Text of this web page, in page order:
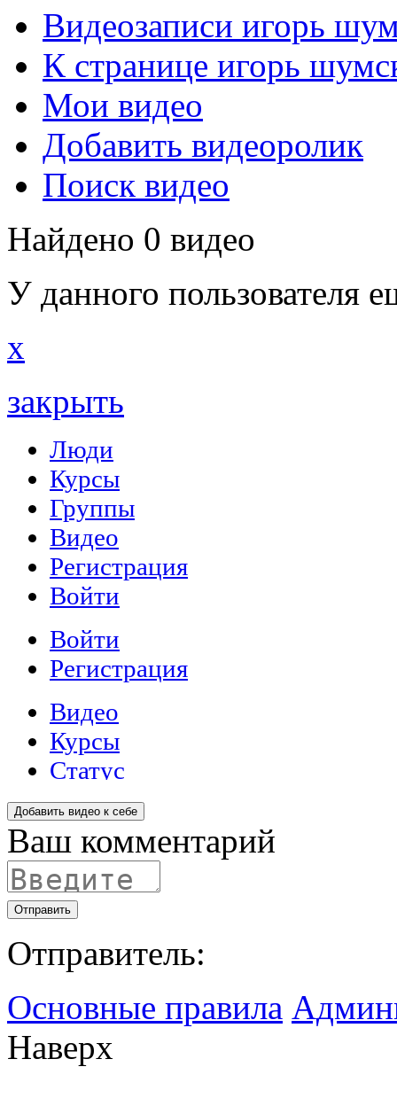
Видеозаписи игорь
К странице игорь
Мои видео
Добавить видеоролик
Поиск видео
Найдено 0 видео
У данного пользователя
x
закрыть
Добавить видео к себе
Ваш комментарий
Отправить
Отправитель:
Основные правила
Наверх